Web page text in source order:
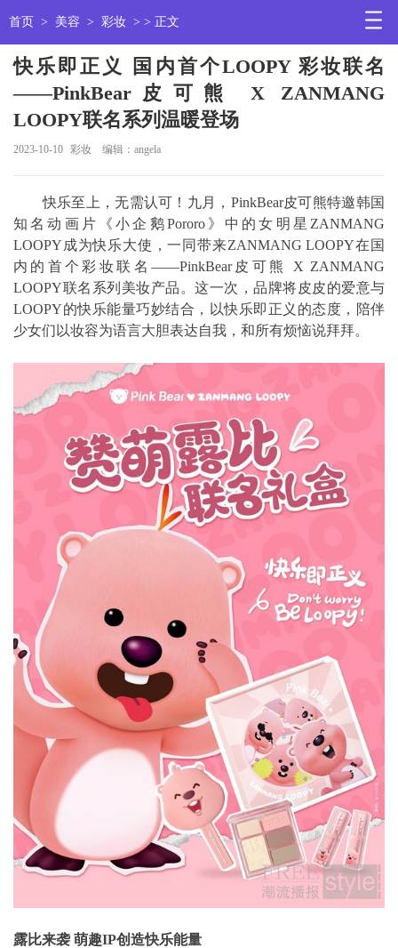
首页 > 美容 > 彩妆 > > 正文
快乐即正义 国内首个LOOPY 彩妆联名
——PinkBear皮可熊 X ZANMANG
LOOPY联名系列温暖登场
2023-10-10 彩妆 编辑：angela
快乐至上，无需认可！九月，PinkBear皮可熊特邀韩国
知名动画片《小企鹅Pororo》中的女明星ZANMANG
LOOPY成为快乐大使，一同带来ZANMANG LOOPY在国
内的首个彩妆联名——PinkBear皮可熊 X ZANMANG
LOOPY联名系列美妆产品。这一次，品牌将皮皮的爱意与
LOOPY的快乐能量巧妙结合，以快乐即正义的态度，陪伴
少女们以妆容为语言大胆表达自我，和所有烦恼说拜拜。
露比来袭 萌趣IP创造快乐能量